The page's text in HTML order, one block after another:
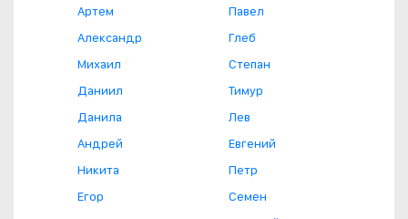
Артем
Александр
Михаил
Даниил
Данила
Андрей
Никита
Егор
Павел
Глеб
Степан
Тимур
Лев
Евгений
Петр
Семен